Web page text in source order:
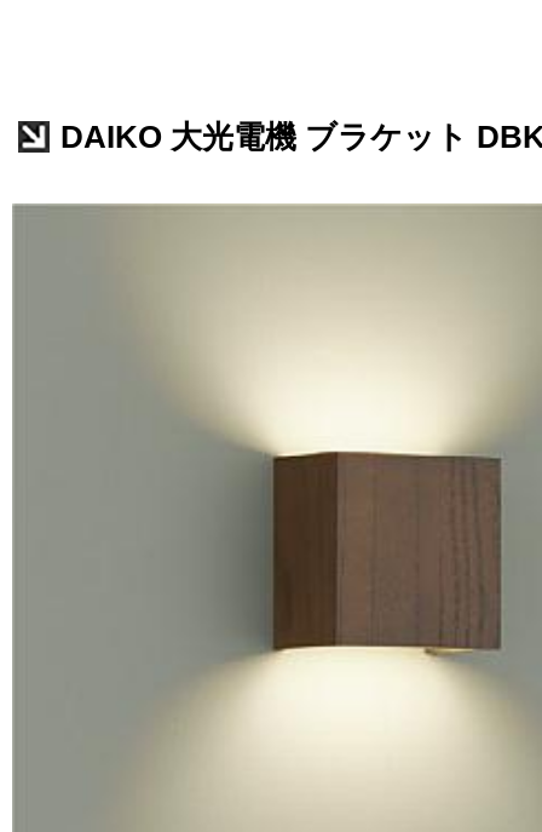
DAIKO 大光電機 ブラケット